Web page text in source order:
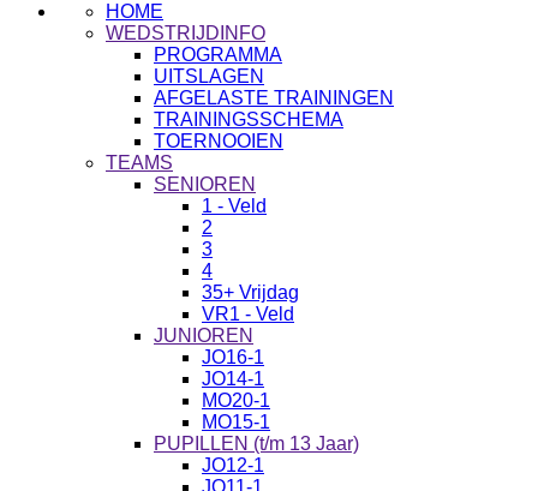
HOME
WEDSTRIJDINFO
PROGRAMMA
UITSLAGEN
AFGELASTE TRAININGEN
TRAININGSSCHEMA
TOERNOOIEN
TEAMS
SENIOREN
1 - Veld
2
3
4
35+ Vrijdag
VR1 - Veld
JUNIOREN
JO16-1
JO14-1
MO20-1
MO15-1
PUPILLEN (t/m 13 Jaar)
JO12-1
JO11-1